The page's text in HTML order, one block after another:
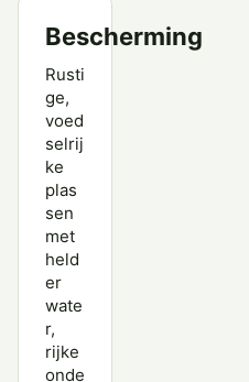
Bescherming
Rusti
ge,
voed
selrij
ke
plas
sen
met
held
er
wate
r,
rijke
onde